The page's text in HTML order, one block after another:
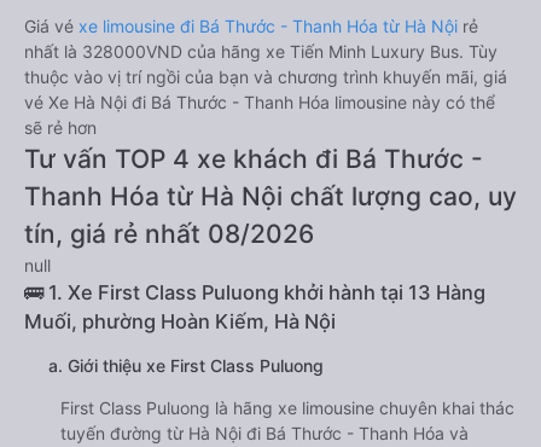
Giá vé xe limousine đi Bá Thước - Thanh Hóa từ Hà Nội rẻ
nhất là 328000VND của hãng xe Tiến Minh Luxury Bus. Tùy
thuộc vào vị trí ngồi của bạn và chương trình khuyến mãi, giá
vé Xe Hà Nội đi Bá Thước - Thanh Hóa limousine này có thể
sẽ rẻ hơn
Tư vấn TOP 4 xe khách đi Bá Thước -
Thanh Hóa từ Hà Nội chất lượng cao, uy
tín, giá rẻ nhất 08/2026
null
🚌 1. Xe First Class Puluong khởi hành tại 13 Hàng
Muối, phường Hoàn Kiếm, Hà Nội
a. Giới thiệu xe First Class Puluong
First Class Puluong là hãng xe limousine chuyên khai thác
tuyến đường từ Hà Nội đi Bá Thước - Thanh Hóa và